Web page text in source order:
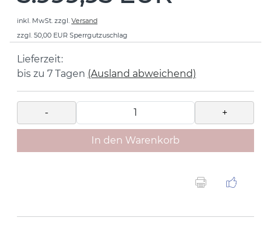
inkl. MwSt. zzgl. Versand
zzgl. 50,00 EUR Sperrgutzuschlag
Lieferzeit:
bis zu 7 Tagen (Ausland abweichend)
- +
In den Warenkorb